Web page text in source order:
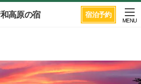
宿泊予約
高原の宿
MENU